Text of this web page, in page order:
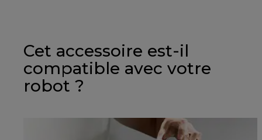
Cet accessoire est-il
compatible avec votre
robot ?